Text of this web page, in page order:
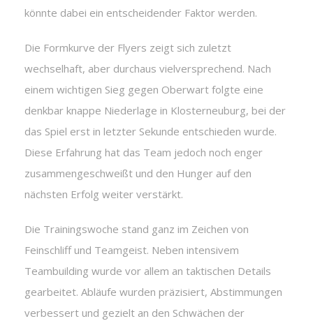
könnte dabei ein entscheidender Faktor werden.
Die Formkurve der Flyers zeigt sich zuletzt
wechselhaft, aber durchaus vielversprechend. Nach
einem wichtigen Sieg gegen Oberwart folgte eine
denkbar knappe Niederlage in Klosterneuburg, bei der
das Spiel erst in letzter Sekunde entschieden wurde.
Diese Erfahrung hat das Team jedoch noch enger
zusammengeschweißt und den Hunger auf den
nächsten Erfolg weiter verstärkt.
Die Trainingswoche stand ganz im Zeichen von
Feinschliff und Teamgeist. Neben intensivem
Teambuilding wurde vor allem an taktischen Details
gearbeitet. Abläufe wurden präzisiert, Abstimmungen
verbessert und gezielt an den Schwächen der